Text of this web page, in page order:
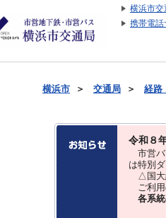
横浜市交
携帯電
横浜市 ＞ 交通局 ＞ 経路
令和８
市営バ
は特別
△国大
ご利用
各系